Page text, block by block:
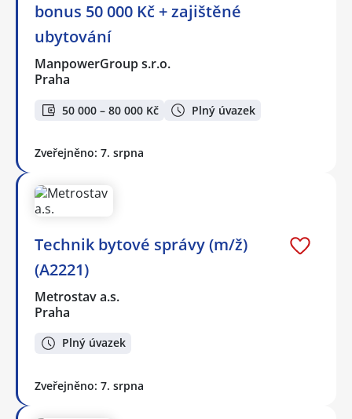
bonus 50 000 Kč + zajištěné
ubytování
ManpowerGroup s.r.o.
Praha
50 000 – 80 000 Kč Plný úvazek
Zveřejněno: 7. srpna
Technik bytové správy (m/ž)
(A2221)
Metrostav a.s.
Praha
Plný úvazek
Zveřejněno: 7. srpna